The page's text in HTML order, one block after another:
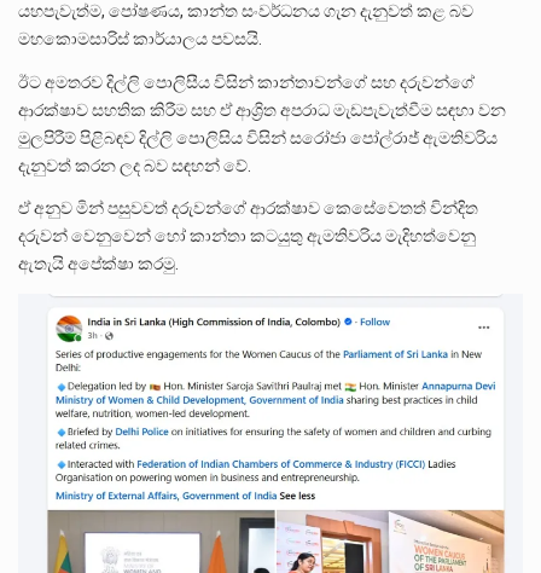
යහපැවැත්ම, පෝෂණය, කාන්ත සංවර්ධනය ගැන දැනුවත් කළ බව
මහකොමසාරිස් කාර්යාලය පවසයි.
ඊට අමතරව දිල්ලි පොලිසීය විසින් කාන්තාවන්ගේ සහ දරුවන්ගේ
ආරක්ෂාව සහතික කිරීම සහ ඒ ආශ්‍රිත අපරාධ මැඩපැවැත්වීම සඳහා වන
මුලපිරීම් පිළිබඳව දිල්ලි පොලිසිය විසින් සරෝජා පෝල්රාජ් ඇමතිවරිය
දැනුවත් කරන ලද බව සඳහන් වේ.
ඒ අනුව මින් පසුවවත් දරුවන්ගේ ආරක්ෂාව කෙසේවෙතත් වින්දිත
දරුවන් වෙනුවෙන් හෝ කාන්තා කටයුතු ඇමතිවරිය මැදිහත්වෙනු
ඇතැයි අපේක්ෂා කරමු.